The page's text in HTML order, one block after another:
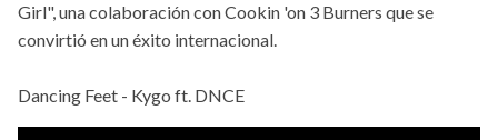
Girl", una colaboración con Cookin 'on 3 Burners que se
convirtió en un éxito internacional.
Dancing Feet - Kygo ft. DNCE